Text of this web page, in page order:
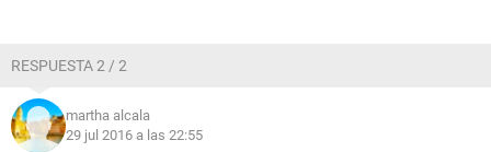
RESPUESTA 2 / 2
martha alcala
29 jul 2016 a las 22:55